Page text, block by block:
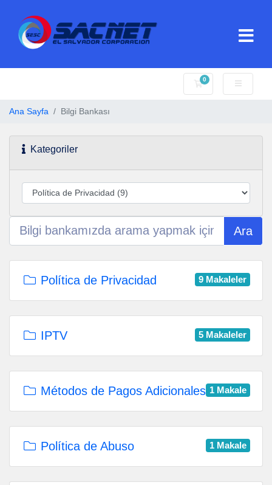
0
Sepet
Ana Sayfa Bilgi Bankası
Kategoriler
Ara
9 Makaleler
Política de Privacidad
5 Makaleler
IPTV
1 Makale
Métodos de Pagos Adicionales
1 Makale
Política de Abuso